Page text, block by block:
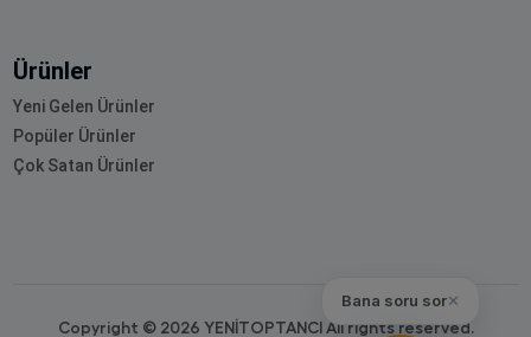
Bana soru sor✕
Ürünler
Yeni Gelen Ürünler
Popüler Ürünler
Çok Satan Ürünler
Copyright © 2026 YENİTOPTANCI All rights reserved.